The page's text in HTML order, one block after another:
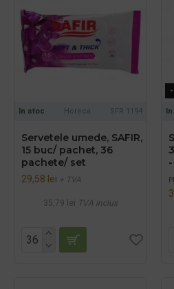
In stoc Horeca SFR 1194
Servetele umede, SAFIR,
15 buc/ pachet, 36
pachete/ set
29,58 lei + TVA
35,79 lei TVA inclus